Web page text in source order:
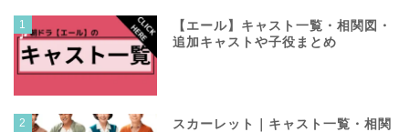
1
【エール】キャスト一覧・相関図・
追加キャストや子役まとめ
2
スカーレット｜キャスト一覧・相関